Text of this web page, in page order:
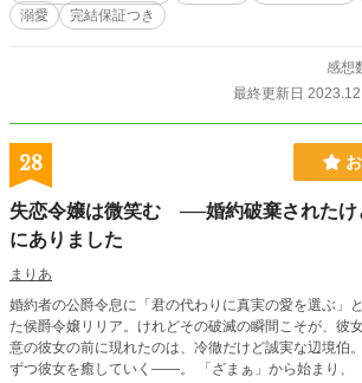
溺愛
完結保証つき
感想
最終更新日
28
失恋令嬢は微笑む ──婚約破棄されたけ
にありました
まりあ
婚約者の公爵令息に「君の代わりに真実の愛を選ぶ」
た侯爵令嬢リリア。けれどその破滅の瞬間こそが、彼
意の彼女の前に現れたのは、冷徹だけど誠実な辺境伯
ずつ彼女を癒していく――。 「ざまぁ」から始まり、